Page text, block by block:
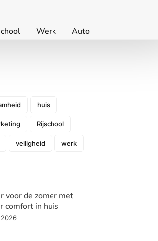
Werk Auto
huis
Rijschool
veiligheid werk
voor de zomer met
comfort in huis